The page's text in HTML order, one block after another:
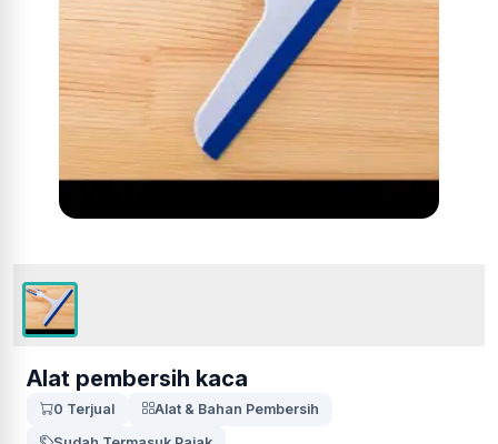
Alat pembersih kaca
0 Terjual
Alat & Bahan Pembersih